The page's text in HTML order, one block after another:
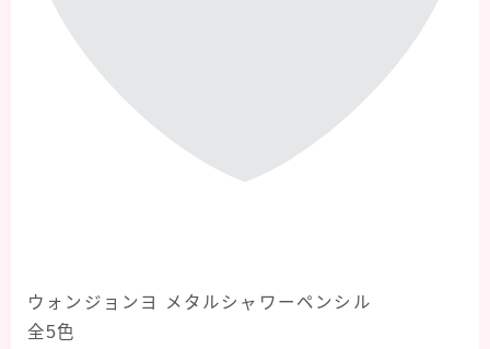
ウォンジョンヨ メタルシャワーペンシル
全5色